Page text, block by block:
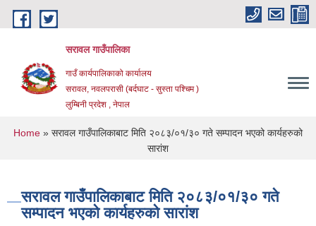
Skip to main content
सरावल गाउँपालिका
गाउँ कार्यपालिकाको कार्यालय
सरावल, नवलपरासी (बर्दघाट - सुस्ता पश्चिम )
लुम्बिनी प्रदेश , नेपाल
You are here
Home » सरावल गाउँपालिकाबाट मिति २०८३/०१/३० गते सम्पादन भएको कार्यहरुको
सारांश
सरावल गाउँपालिकाबाट मिति २०८३/०१/३० गते
सम्पादन भएको कार्यहरुको सारांश